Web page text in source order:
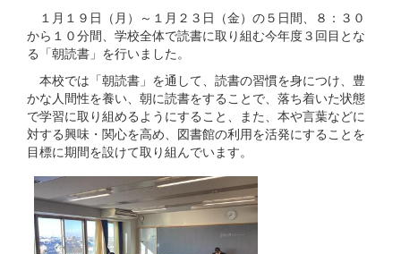
１月１９日（月）～１月２３日（金）の５日間、８：３０
から１０分間、学校全体で読書に取り組む今年度３回目とな
る「朝読書」を行いました。
本校では「朝読書」を通して、読書の習慣を身につけ、豊
かな人間性を養い、朝に読書をすることで、落ち着いた状態
で学習に取り組めるようにすること、また、本や言葉などに
対する興味・関心を高め、図書館の利用を活発にすることを
目標に期間を設けて取り組んでいます。